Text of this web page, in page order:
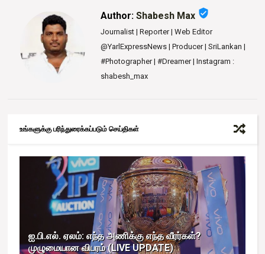
Author:Shabesh Max verified_user
Journalist | Reporter | Web Editor
@YarlExpressNews | Producer | SriLankan |
#Photographer | #Dreamer | Instagram :
shabesh_max
உங்களுக்கு பரிந்துரைக்கப்படும் செய்திகள்
ஐ.பி.எல். ஏலம்: எந்த அணிக்கு எந்த வீரர்கள்?
முழுமையான விபரம் (LIVE UPDATE)